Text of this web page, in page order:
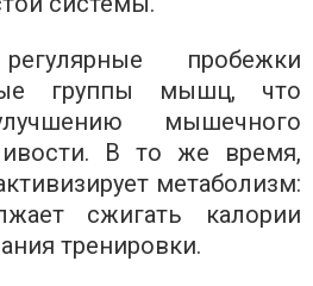
пробежки
группы мышц, что
мышечного
В то же время,
метаболизм:
сжигать калории
тренировки.